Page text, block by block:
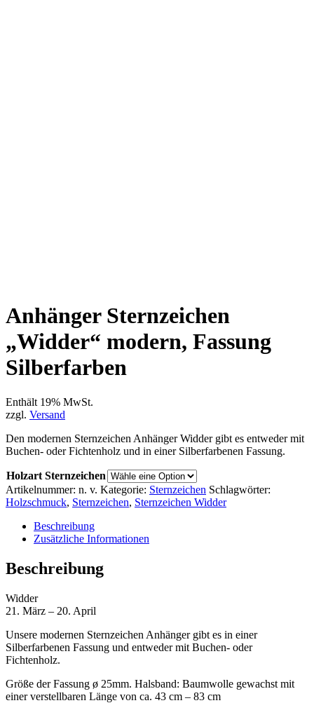
Anhänger Sternzeichen
„Widder“ modern, Fassung
Silberfarben
Enthält 19% MwSt.
zzgl. Versand
Den modernen Sternzeichen Anhänger Widder gibt es entweder mit
Buchen- oder Fichtenholz und in einer Silberfarbenen Fassung.
Holzart Sternzeichen
Artikelnummer: n. v. Kategorie: Sternzeichen Schlagwörter:
Holzschmuck, Sternzeichen, Sternzeichen Widder
Beschreibung
Zusätzliche Informationen
Beschreibung
Widder
21. März – 20. April
Unsere modernen Sternzeichen Anhänger gibt es in einer
Silberfarbenen Fassung und entweder mit Buchen- oder
Fichtenholz.
Größe der Fassung ø 25mm. Halsband: Baumwolle gewachst mit
einer verstellbaren Länge von ca. 43 cm – 83 cm